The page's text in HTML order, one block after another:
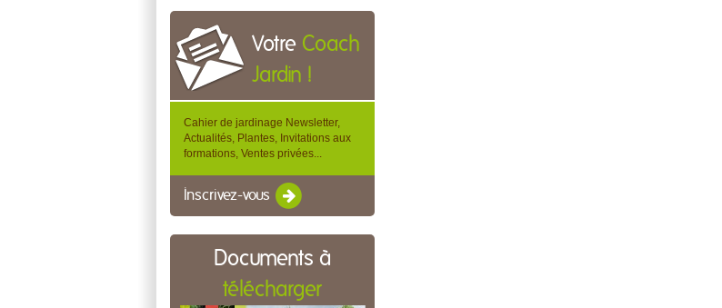
Votre Coach
Jardin !
Cahier de jardinage Newsletter,
Actualités, Plantes, Invitations aux
formations, Ventes privées...
Inscrivez-vous
Documents à
télécharger